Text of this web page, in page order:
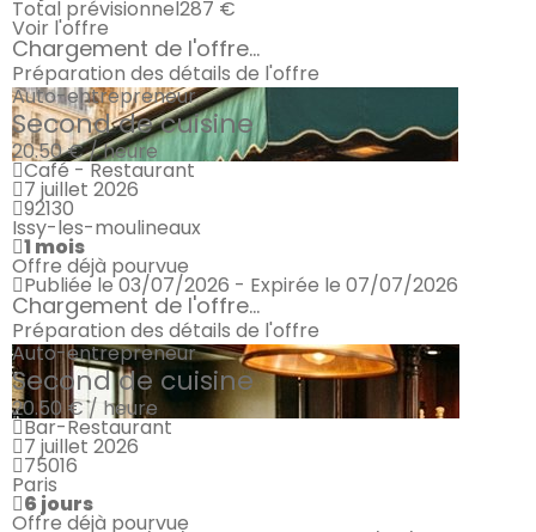
Total prévisionnel287 €
Voir l'offre
Chargement de l'offre...
Préparation des détails de l'offre
Auto-entrepreneur
Second de cuisine
20.50 € / heure
Café - Restaurant
7 juillet 2026
92130
Issy-les-moulineaux
1 mois
Offre déjà pourvue
Publiée le 03/07/2026 - Expirée le 07/07/2026
Chargement de l'offre...
Préparation des détails de l'offre
Auto-entrepreneur
Second de cuisine
20.50 € / heure
Bar-Restaurant
7 juillet 2026
75016
Paris
6 jours
Offre déjà pourvue